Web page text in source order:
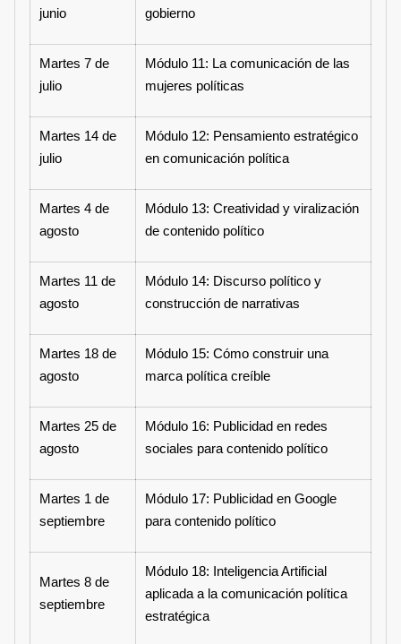
junio
gobierno
Martes 7 de
julio
Módulo 11: La comunicación de las
mujeres políticas
Martes 14 de
julio
Módulo 12: Pensamiento estratégico
en comunicación política
Martes 4 de
agosto
Módulo 13: Creatividad y viralización
de contenido político
Martes 11 de
agosto
Módulo 14: Discurso político y
construcción de narrativas
Martes 18 de
agosto
Módulo 15: Cómo construir una
marca política creíble
Martes 25 de
agosto
Módulo 16: Publicidad en redes
sociales para contenido político
Martes 1 de
septiembre
Módulo 17: Publicidad en Google
para contenido político
Martes 8 de
septiembre
Módulo 18: Inteligencia Artificial
aplicada a la comunicación política
estratégica